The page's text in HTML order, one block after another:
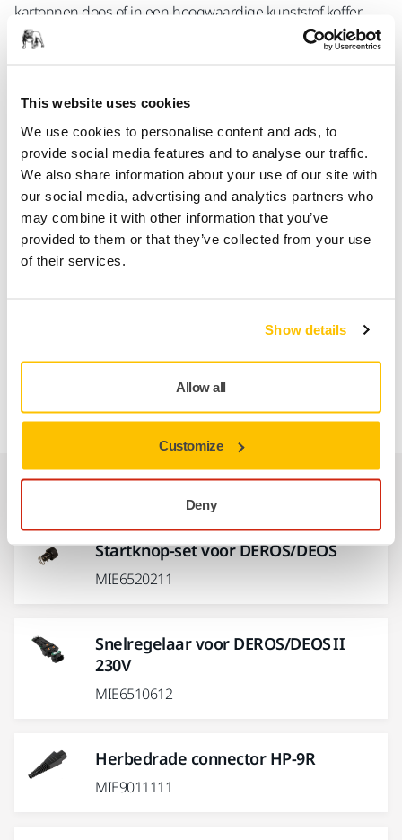
This website uses cookies
We use cookies to personalise content and ads, to
provide social media features and to analyse our traffic.
We also share information about your use of our site with
our social media, advertising and analytics partners who
may combine it with other information that you’ve
provided to them or that they’ve collected from your use
of their services.
Show details
Allow all
Customize
Deny
kartonnen doos of in een hoogwaardige kunststof koffer.
Belangrijkste kenmerken van de Mirka® DEROS II:
zonder vermoeidheid.
• Gemakkelijk te bedienen hendel voor het aanpassen van
de schuursnelheid met duidelijk zichtbare LED-indicatoren
voor RPM.
• Maakt efficiënt stofvrij schuren mogelijk.
• Kan moeiteloos ook zware taken en veeleisende
• Bluetooth-connectiviteit en trillingsbewaking.
Reserveonderdelen
Startknop-set voor DEROS/DEOS
MIE6520211
Snelregelaar voor DEROS/DEOS II
230V
MIE6510612
Herbedrade connector HP-9R
MIE9011111